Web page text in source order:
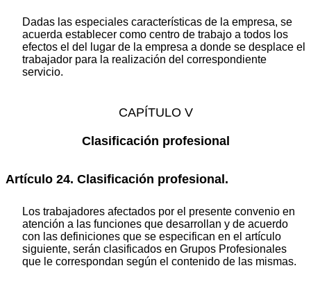
Dadas las especiales características de la empresa, se
acuerda establecer como centro de trabajo a todos los
efectos el del lugar de la empresa a donde se desplace el
trabajador para la realización del correspondiente
servicio.
CAPÍTULO V
Clasificación profesional
Artículo 24. Clasificación profesional.
Los trabajadores afectados por el presente convenio en
atención a las funciones que desarrollan y de acuerdo
con las definiciones que se especifican en el artículo
siguiente, serán clasificados en Grupos Profesionales
que le correspondan según el contenido de las mismas.